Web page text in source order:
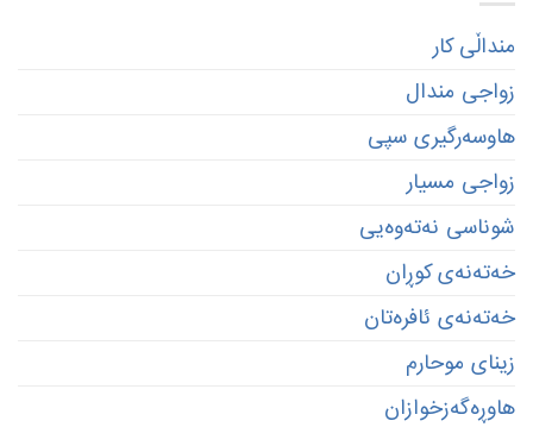
منداڵی کار
زواجی مندال
هاوسەرگیری سپی
زواجی مسیار
شوناسی نەتەوەیی
خەتەنەی کوڕان
خەتەنەی ئافرەتان
زینای موحارم
ھاوڕەگەزخوازان